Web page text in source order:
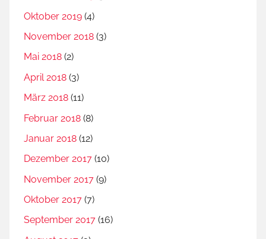
Oktober 2019 (4)
November 2018 (3)
Mai 2018 (2)
April 2018 (3)
März 2018 (11)
Februar 2018 (8)
Januar 2018 (12)
Dezember 2017 (10)
November 2017 (9)
Oktober 2017 (7)
September 2017 (16)